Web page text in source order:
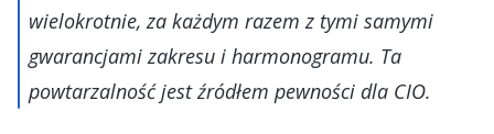
wielokrotnie, za każdym razem z tymi samymi
gwarancjami zakresu i harmonogramu. Ta
powtarzalność jest źródłem pewności dla CIO.